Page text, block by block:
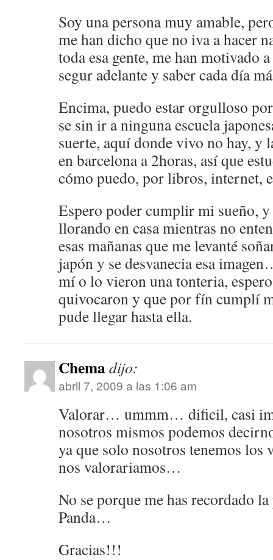
Soy una persona muy amable,
me han dicho que no iva a hacer
toda esa gente, me han motivado
segur adelante y saber cada día
Encima, puedo estar orgulloso
se sin ir a ninguna escuela
suerte, aquí donde vivo no hay, y
en barcelona a 2horas, así que
cómo puedo, por libros, internet,
Espero poder cumplir mi sueño, y
llorando en casa mientras no
esas mañanas que me levanté
japón y se desvanecia esa
mí o lo vieron una tonteria,
quivocaron y que por fín cumplí
pude llegar hasta ella.
Chemadijo:
abril 7, 2009 a las 1:06 am
Valorar… ummm… dificil, casi
nosotros mismos podemos
ya que solo nosotros tenemos los
nos valorariamos…
No se porque me has recordado
Panda…
Gracias!!!